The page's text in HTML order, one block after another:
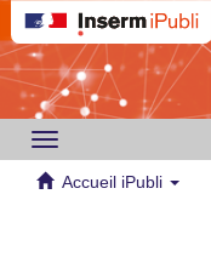
Toggle
navigation
Accueil iPubli